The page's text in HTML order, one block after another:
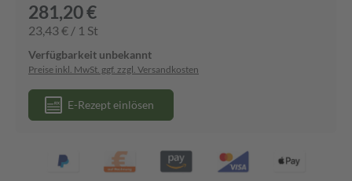
281,20 €
23,43 € / 1 St
Verfügbarkeit unbekannt
Preise inkl. MwSt. ggf. zzgl. Versandkosten
E-Rezept einlösen